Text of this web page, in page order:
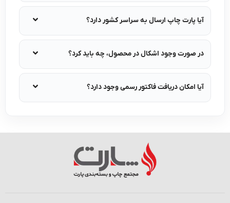
آیا پارت چاپ ارسال به سراسر کشور دارد؟
در صورت وجود اشکال در محصول، چه باید کرد؟
آیا امکان دریافت فاکتور رسمی وجود دارد؟